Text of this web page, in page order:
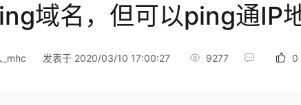
域名，但可以ping通IP
_mhc 发表于 2020/03/10 17:00:27 9277 0